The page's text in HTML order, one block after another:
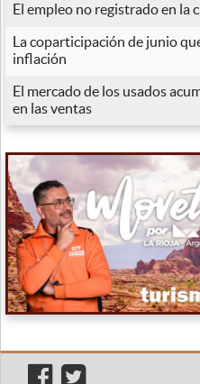
El empleo no registrado en la
La coparticipación de junio
inflación
El mercado de los usados
en las ventas